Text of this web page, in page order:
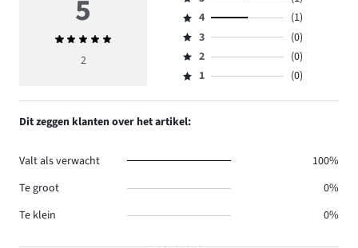
5
Gemiddelde
beoordeling
2
Beoordeling
5,
aantal
reviews
1.
Beoordeling
4,
aantal
reviews
4
(1)
Beoordeling
3,
aantal
3
(0)
Beoordeling
2,
0.
2
(0)
Beoordeling
1,
aantal
reviews
1 (0)
Dit zeggen klanten over het artikel:
Valt als verwacht
100%
Te groot
0%
Te klein
0%